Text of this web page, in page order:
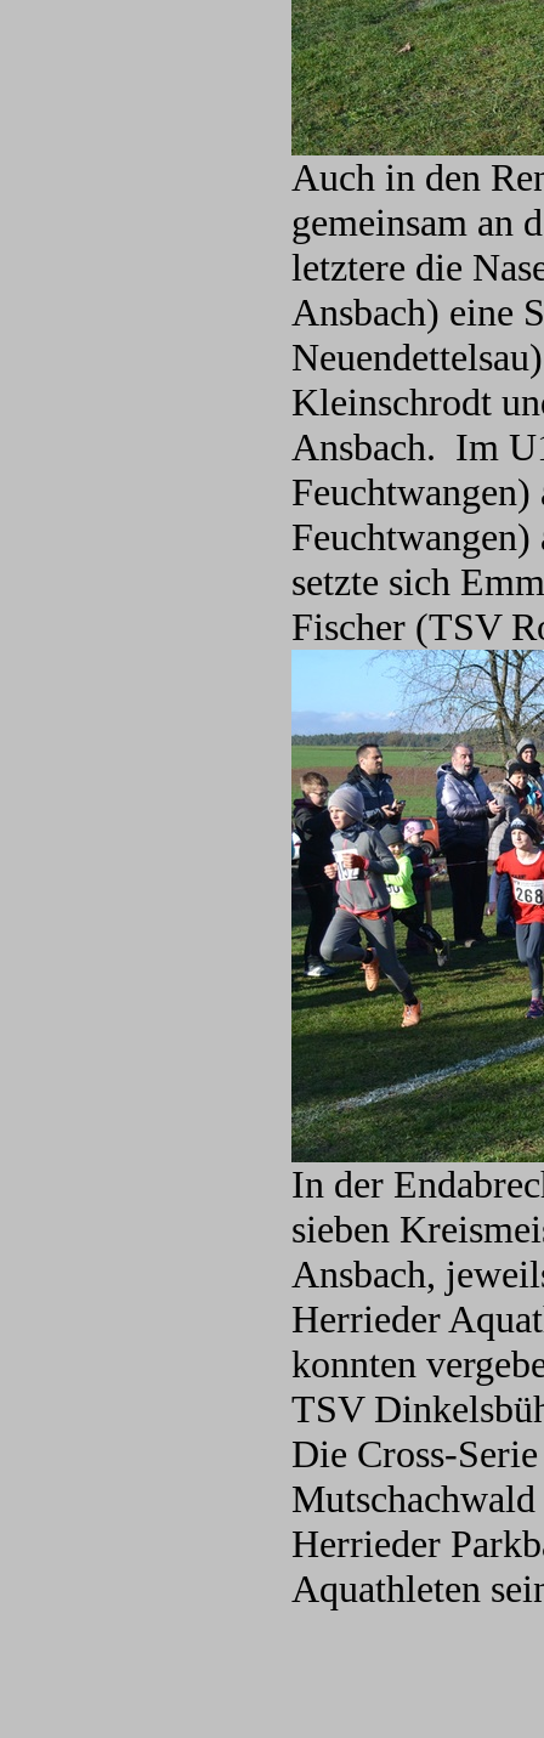
Auch in den
gemeinsam an
letztere die
Ansbach) eine
Kleinschrodt
Ansbach. Im
Feuchtwangen)
setzte sich
Fischer (TSV
In der
sieben
Ansbach,
Herrieder
konnten
TSV
Die Cross-
Herrieder
Aquathleten